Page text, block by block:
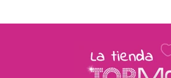
al contenido